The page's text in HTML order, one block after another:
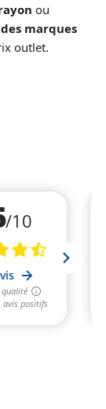
ou
marques
outlet.